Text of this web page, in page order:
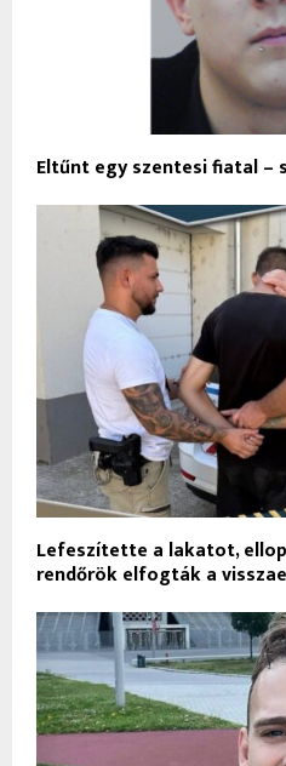
Eltűnt egy szentesi fiatal
Lefeszítette a lakatot,
rendőrök elfogták a